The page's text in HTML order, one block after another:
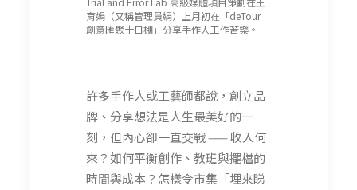
育娟（又稱管理員絹）上月初在「deTour
創意匯聚十日棚」分享手作人工作苦樂。
許多手作人或工藝師都說，創立品
牌、分享想法是人生最美好的一
刻，但內心卻一直交戰 —— 收入何
來？如何平衡創作、教班與擺檔的
時間與成本？怎樣令市集「埋來睇